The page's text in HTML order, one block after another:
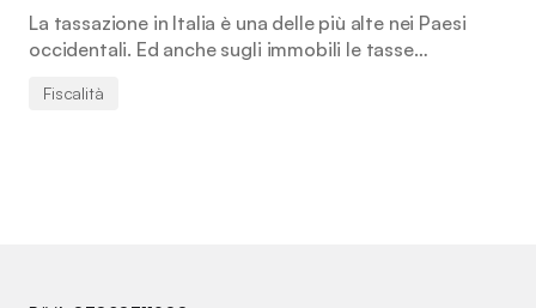
La tassazione in Italia è una delle più alte nei Paesi
occidentali. Ed anche sugli immobili le tasse…
Fiscalità